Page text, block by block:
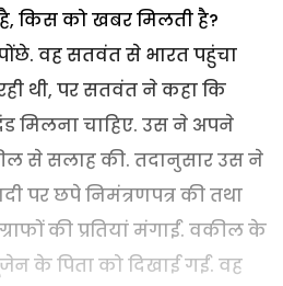
किस को खबर मिलती है?
वह सतवंत से भारत पहुंचा
थी, पर सतवंत ने कहा कि
मिलना चाहिए. उस ने अपने
से सलाह की. तदानुसार उस ने
पर छपे निमंत्रणपत्र की तथा
की प्रतियां मंगाईं. वकील के
के पिता को दिखाई गईं. वह